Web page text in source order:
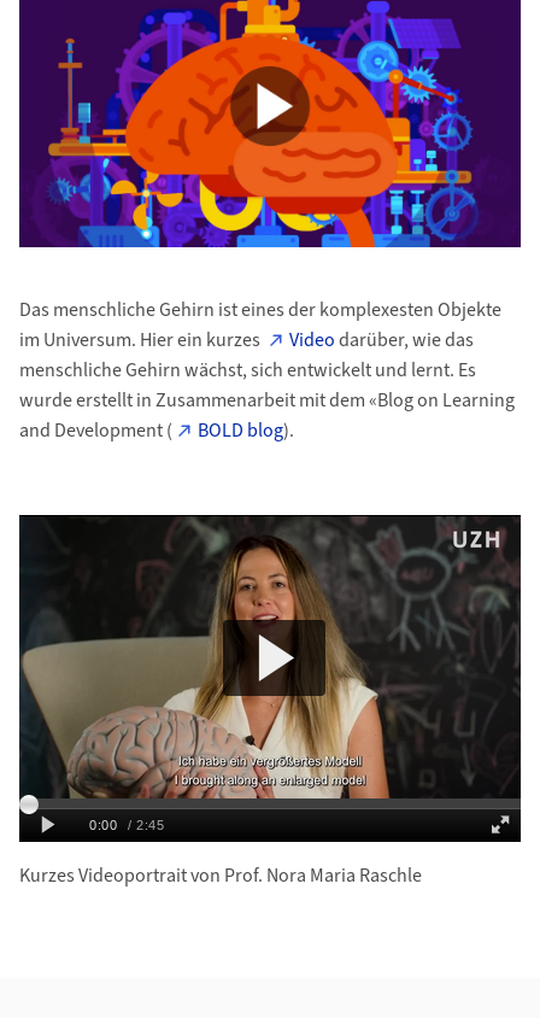
Das menschliche Gehirn ist eines der komplexesten Objekte
im Universum. Hier ein kurzes
Videodarüber, wie das
menschliche Gehirn wächst, sich entwickelt und lernt. Es
wurde erstellt in Zusammenarbeit mit dem «Blog on Learning
and Development (
BOLD blog).
Kurzes Videoportrait von Prof. Nora Maria Raschle